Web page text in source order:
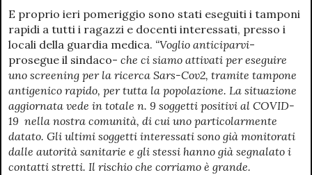
E proprio ieri pomeriggio sono stati eseguiti i tamponi
rapidi a tutti i ragazzi e docenti interessati, presso i
locali della guardia medica. “Voglio anticiparvi-
prosegue il sindaco- che ci siamo attivati per eseguire
uno screening per la ricerca Sars-Cov2, tramite tampone
antigenico rapido, per tutta la popolazione. La situazione
aggiornata vede in totale n. 9 soggetti positivi al COVID-
19 nella nostra comunità, di cui uno particolarmente
datato. Gli ultimi soggetti interessati sono già monitorati
dalle autorità sanitarie e gli stessi hanno già segnalato i
contatti stretti. Il rischio che corriamo è grande.